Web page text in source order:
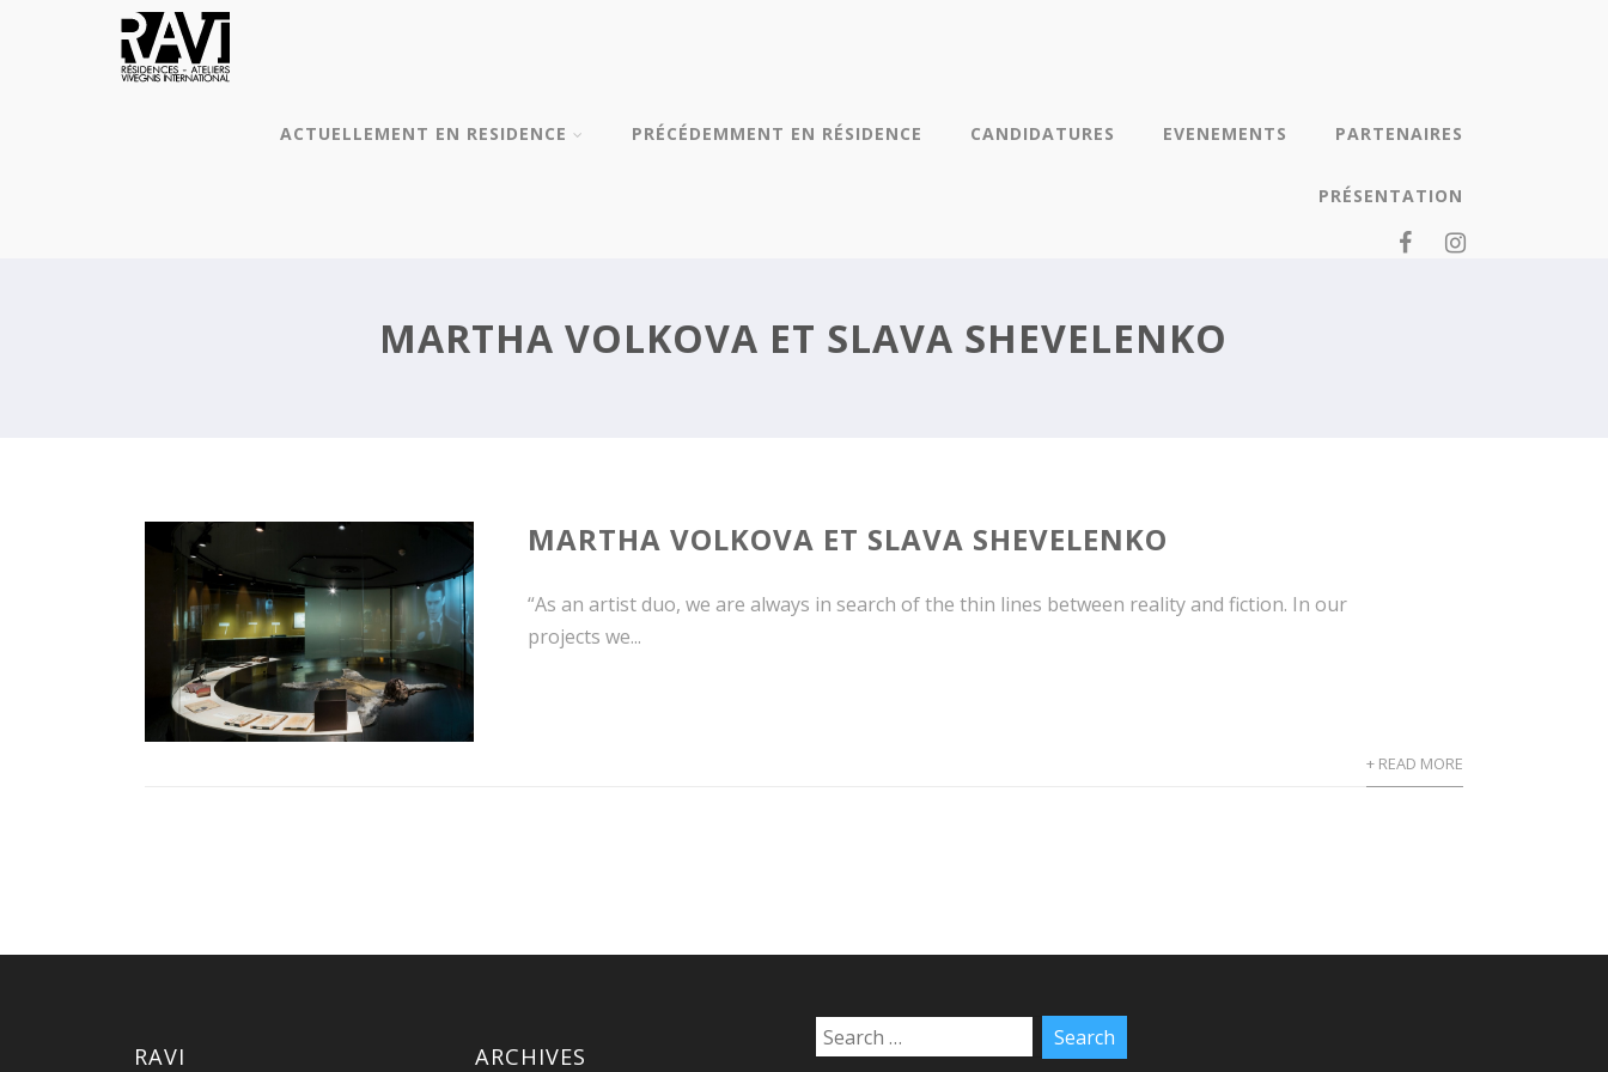
ACTUELLEMENT EN RESIDENCE PRÉCÉDEMMENT EN RÉSIDENCE CANDIDATURES EVENEMENTS PARTENAIRES
PRÉSENTATION
MARTHA VOLKOVA ET SLAVA SHEVELENKO
MARTHA VOLKOVA ET SLAVA SHEVELENKO
“As an artist duo, we are always in search of the thin lines between reality and fiction. In our
projects we...
+ READ MORE
RAVI ARCHIVES